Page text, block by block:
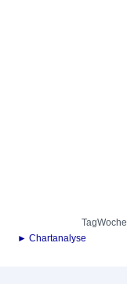
TagWoche
► Chartanalyse